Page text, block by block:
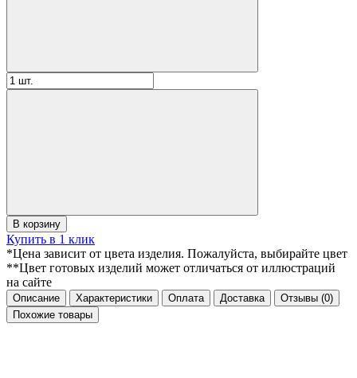
В корзину
Купить в 1 клик
*Цена зависит от цвета изделия. Пожалуйста, выбирайте цвет
**Цвет готовых изделий может отличаться от иллюстраций
на сайте
Описание Характеристики Оплата Доставка Отзывы (0)
Похожие товары